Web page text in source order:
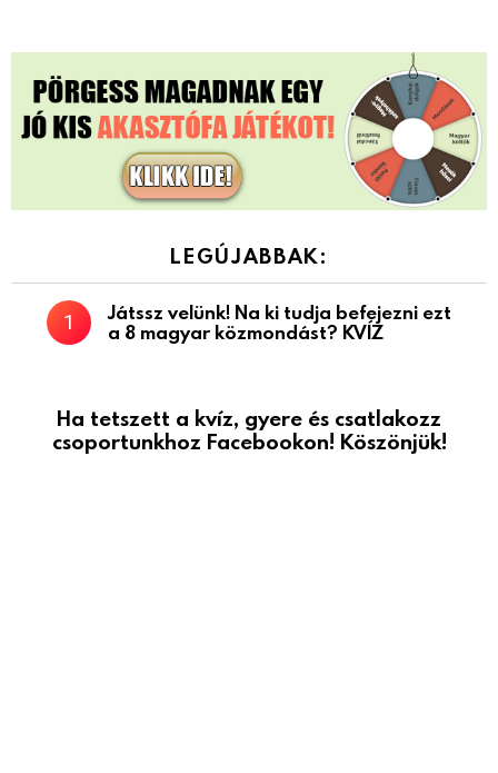
LEGÚJABBAK:
Játssz velünk! Na ki tudja befejezni ezt
a 8 magyar közmondást? KVÍZ
Ha tetszett a kvíz, gyere és csatlakozz
csoportunkhoz Facebookon! Köszönjük!